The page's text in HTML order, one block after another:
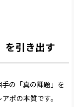
を引き出す
の「真の課題」を
ポの本質です。